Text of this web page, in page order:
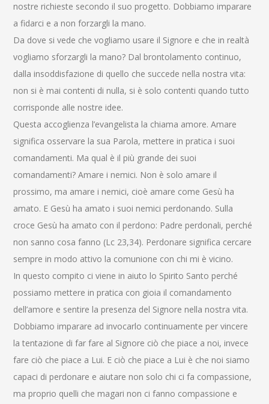
nostre richieste secondo il suo progetto. Dobbiamo imparare
a fidarci e a non forzargli la mano.
Da dove si vede che vogliamo usare il Signore e che in realtà
vogliamo sforzargli la mano? Dal brontolamento continuo,
dalla insoddisfazione di quello che succede nella nostra vita:
non si è mai contenti di nulla, si è solo contenti quando tutto
corrisponde alle nostre idee.
Questa accoglienza l’evangelista la chiama amore. Amare
significa osservare la sua Parola, mettere in pratica i suoi
comandamenti. Ma qual è il più grande dei suoi
comandamenti? Amare i nemici. Non è solo amare il
prossimo, ma amare i nemici, cioè amare come Gesù ha
amato. E Gesù ha amato i suoi nemici perdonando. Sulla
croce Gesù ha amato con il perdono: Padre perdonali, perché
non sanno cosa fanno (Lc 23,34). Perdonare significa cercare
sempre in modo attivo la comunione con chi mi è vicino.
In questo compito ci viene in aiuto lo Spirito Santo perché
possiamo mettere in pratica con gioia il comandamento
dell’amore e sentire la presenza del Signore nella nostra vita.
Dobbiamo imparare ad invocarlo continuamente per vincere
la tentazione di far fare al Signore ciò che piace a noi, invece
fare ciò che piace a Lui. E ciò che piace a Lui è che noi siamo
capaci di perdonare e aiutare non solo chi ci fa compassione,
ma proprio quelli che magari non ci fanno compassione e